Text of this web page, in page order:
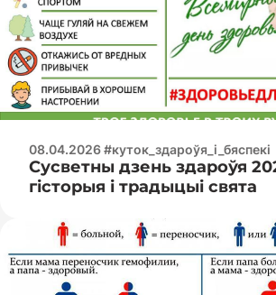
08.04.2026 #куток_здароўя_і_бяспекі
Сусветны дзень здароўя
гісторыя і традыцыі свята